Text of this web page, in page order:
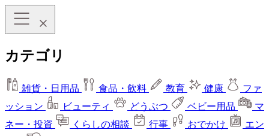
カテゴリ
雑貨・日用品 食品・飲料 教育 健康
ファ
ッション
ビューティ どうぶつ ベビー用品
マ
ネー・投資
くらしの相談 行事 おでかけ
エン